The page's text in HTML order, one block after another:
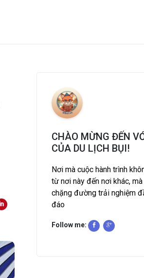
CHÀO MỪNG ĐẾN
CỦA DU LỊCH BỤI!
Nơi mà cuộc hành trình
từ nơi này đến nơi khác,
chặng đường trải nghiệm
đáo
Follow me: